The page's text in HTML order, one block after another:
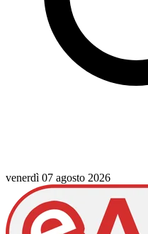
venerdì 07 agosto 2026